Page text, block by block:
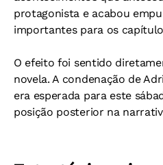
protagonista e acabou
importantes para os
O efeito foi sentido
novela. A condenação de
era esperada para este
posição posterior na